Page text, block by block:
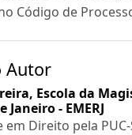
Código de
Autor
Escola da
Janeiro - EMERJ
Direito pela PUC-